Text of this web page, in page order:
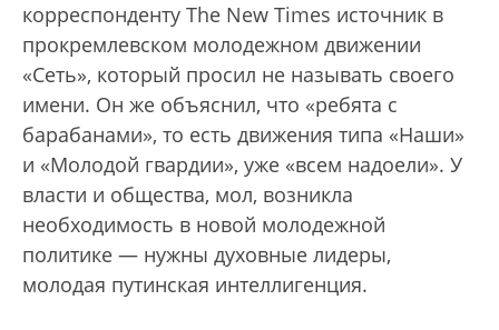
корреспонденту The New Times источник в
прокремлевском молодежном движении
«Сеть», который просил не называть своего
имени. Он же объяснил, что «ребята с
барабанами», то есть движения типа «Наши»
и «Молодой гвардии», уже «всем надоели». У
власти и общества, мол, возникла
необходимость в новой молодежной
политике — нужны духовные лидеры,
молодая путинская интеллигенция.